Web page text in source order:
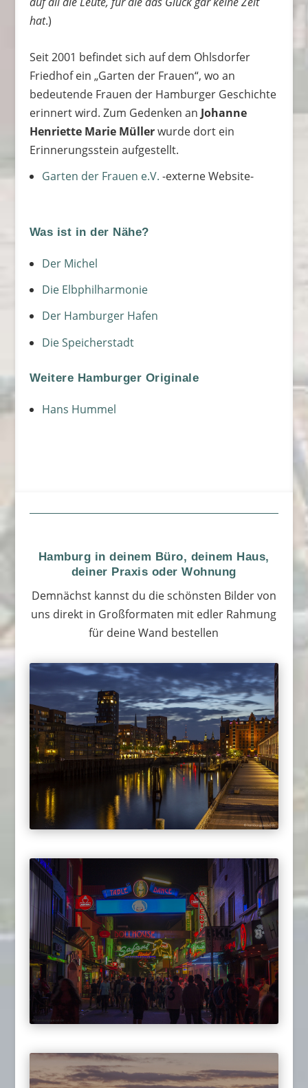
hat.)
Seit 2001 befindet sich auf dem Ohlsdorfer
Friedhof ein „Garten der Frauen“, wo an
bedeutende Frauen der Hamburger Geschichte
erinnert wird. Zum Gedenken an Johanne
Henriette Marie Müllerwurde dort ein
Erinnerungsstein aufgestellt.
Garten der Frauen e.V. -externe Website-
Was ist in der Nähe?
Der Michel
Die Elbphilharmonie
Der Hamburger Hafen
Die Speicherstadt
Weitere Hamburger Originale
Hans Hummel
Hamburg in deinem Büro, deinem Haus,
deiner Praxis oder Wohnung
Demnächst kannst du die schönsten Bilder von
uns direkt in Großformaten mit edler Rahmung
für deine Wand bestellen